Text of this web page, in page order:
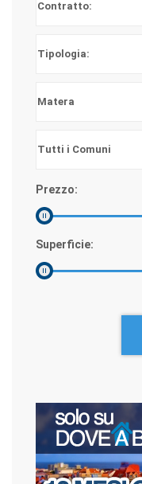
Prezzo:
Superficie: